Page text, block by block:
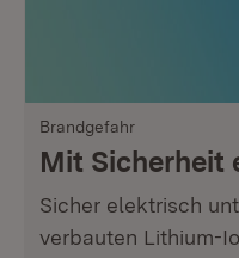
Brandgefahr
Mit Sicherheit
Sicher elektrisch
verbauten Lithium-